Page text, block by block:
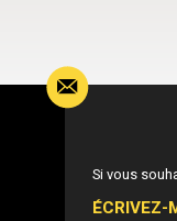
Si vous
ÉCRIVEZ-